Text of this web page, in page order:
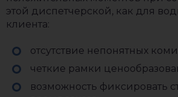
этой диспетчерской, как для
клиента:
отсутствие непонятных
четкие рамки
возможность фиксировать